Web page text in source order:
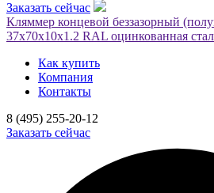
Заказать сейчас
Кляммер концевой беззазорный
37х70х10х1.2 RAL оцинкованная
Как купить
Компания
Контакты
8 (495) 255-20-12
Заказать сейчас